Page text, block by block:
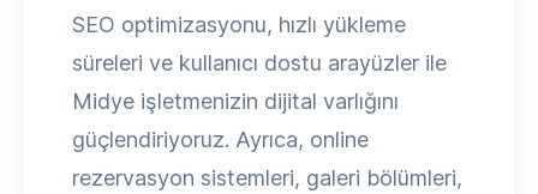
SEO optimizasyonu, hızlı yükleme
süreleri ve kullanıcı dostu arayüzler ile
Midye işletmenizin dijital varlığını
güçlendiriyoruz. Ayrıca, online
rezervasyon sistemleri, galeri bölümleri,